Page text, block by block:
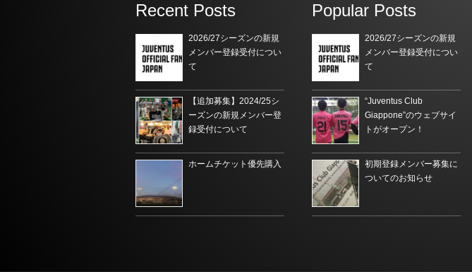
Recent Posts
2026/27シーズンの新規
メンバー登録受付につい
て
【追加募集】2024/25シ
ーズンの新規メンバー登
録受付について
ホームチケット優先購入
Popular Posts
2026/27シーズンの新規
メンバー登録受付につい
て
“Juventus Club
Giappone”のウェブサイ
トがオープン！
初期登録メンバー募集に
ついてのお知らせ